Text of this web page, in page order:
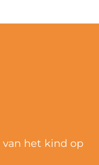
het kind op